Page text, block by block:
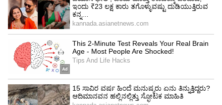
ಹೋಗುತ್ತಿದ್ದರೆ ನನ್ನ ಮುಖದ ಮೇಲೆ ನೀರು ಎರಚಿದ್ದ
ನಾನಂತೂ ಅದು ಆಸಿಡ್ ಇರಬಹುದೆಂದೂ ಹೆದರಿ ಹೋಗಿದ್ದೆ.
ನಿರಂತರ ಭಯದಿಂದಲೇ ನಾವು ಬದುಕುತ್ತಿದ್ದೆವು. ಇದಾಗಿ ಸ್ವಲ್ಪ
ಸಮಯದಲ್ಲೇ ನೆರೆಯ ಗ್ರಾಮದವರು ನನ್ನೊಂದಿಗೆ
ಮಾತನಾಡುವುದನ್ನು ಬಿಟ್ಟರು. ಅವರು ನಿನ್ನ
ಸಹೋದರಿಯರನ್ನು ಯಾರು ಮದುವೆಯಾಗುತ್ತಾರೆ ಎಂದು
ಪ್ರಶ್ನಿಸುತ್ತಿದ್ದರು. ನಾನು ತಲೆಕೆಡಿಸಿಕೊಳ್ಳಲಿಲ್ಲ, ಎರಡೂ
ವರ್ಷಗಳ ಕಾಲ ನನ್ನ ರಾತ್ರಿ ಹಗಲುಗಳನ್ನು ಪೊಲೀಸ್